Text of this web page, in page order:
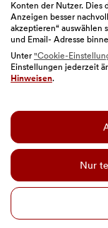
Sitemap
|
Diese
Konten der Nutzer. Dies
Anzeigen besser
akzeptieren“ auswählen
und Email- Adresse
Unter"Cookie-
Einstellungen jederzeit
Hinweisen.
Nur